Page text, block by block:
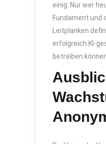
einig: Nur wer
Fundament und
Leitplanken
erfolgreich KI-
betreiben